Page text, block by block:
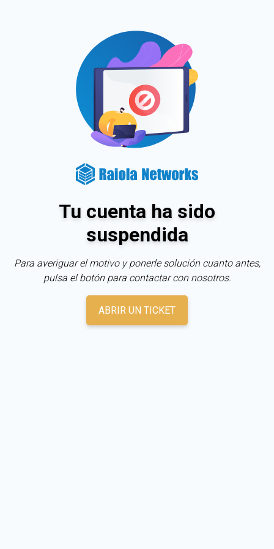
Tu cuenta ha sido
suspendida
Para averiguar el motivo y ponerle solución cuanto antes,
pulsa el botón para contactar con nosotros.
ABRIR UN TICKET